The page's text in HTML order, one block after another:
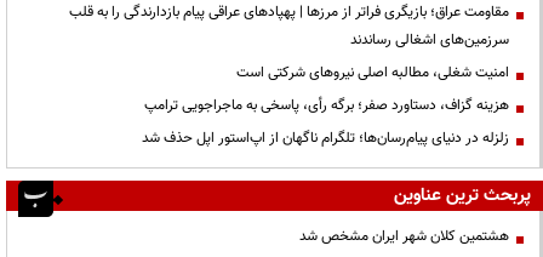
مقاومت عراق؛ بازیگری فراتر از مرزها | پهپادهای عراقی پیام بازدارندگی را به قلب
سرزمین‌های اشغالی رساندند
‌امنیت شغلی، مطالبه اصلی نیروهای شرکتی است
هزینه گزاف، دستاورد صفر؛ برگه رأی، پاسخی به ماجراجویی ترامپ
زلزله در دنیای پیام‌رسان‌ها؛ تلگرام ناگهان از اپ‌استور اپل حذف شد
پربحث ترین عناوین
هشتمین کلان شهر ایران مشخص شد